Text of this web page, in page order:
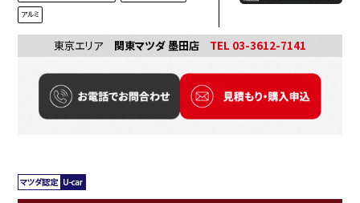
アルミ
東京エリア 関東マツダ 墨田店 TEL 03-3612-7141